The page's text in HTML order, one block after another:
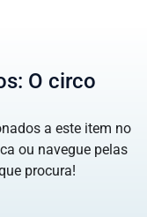
O circo
a este item no
ou navegue pelas
procura!